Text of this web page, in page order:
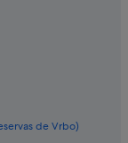
de Vrbo)